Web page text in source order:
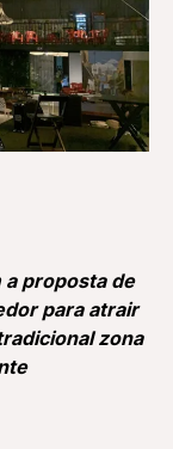
a proposta de
para atrair
zona